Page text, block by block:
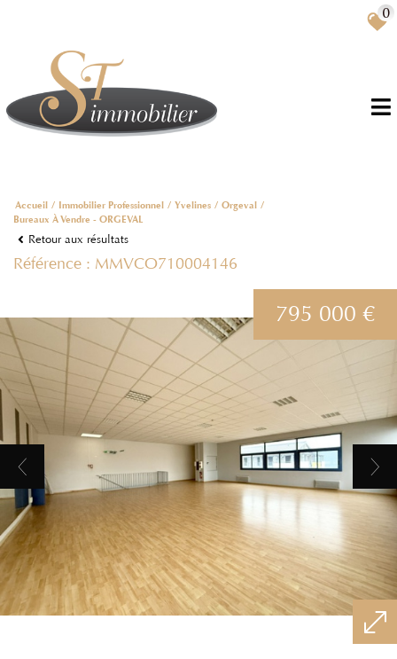
0
Accueil Immobilier Professionnel Yvelines
Orgeval
Bureaux À Vendre - ORGEVAL
Retour aux résultats
Référence : MMVCO710004146
795 000 €